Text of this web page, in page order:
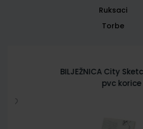
Ruksaci
Torbe
BILJEŽNICA City Sketch
pvc korice